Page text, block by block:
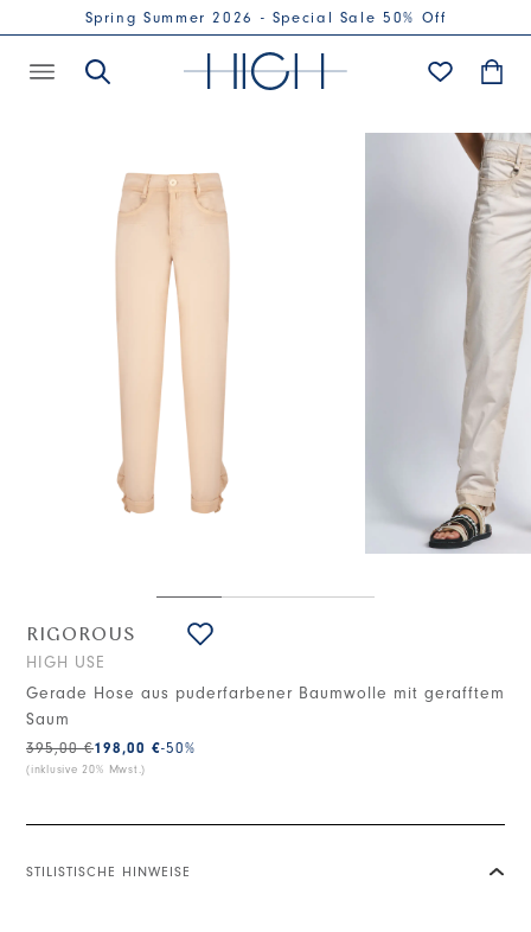
Spring Summer 2026 - Special Sale 50% Off
RIGOROUS
HIGH USE
Gerade Hose aus puderfarbener Baumwolle mit gerafftem
Saum
198,00 €
395,00 € -50%
(inklusive 20% Mwst.)
STILISTISCHE HINWEISE